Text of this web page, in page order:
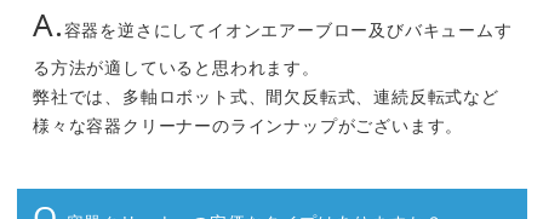
A.容器を逆さにしてイオンエアーブロー及びバキュームす
る方法が適していると思われます。
弊社では、多軸ロボット式、間欠反転式、連続反転式など
様々な容器クリーナーのラインナップがございます。